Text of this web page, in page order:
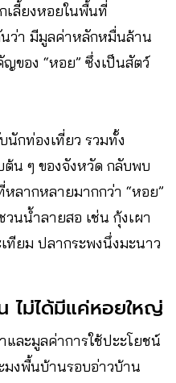
เลี้ยงหอยในพื้นที่
ว่า มีมูลค่าหลักหมื่นล้าน
ของ “หอย” ซึ่งเป็นสัตว์
กท่องเที่ยว รวมทั้ง
ต้น ๆ ของจังหวัด กลับพบ
ลากหลายมากกว่า “หอย”
วนน้ำลายสอ เช่น กุ้งเผา
ทียม ปลากระพงนึ่งมะนาว
ไม่ได้มีแค่หอยใหญ่
ละมูลค่าการใช้ปะะโยชน์
มงพื้นบ้านรอบอ่าวบ้าน